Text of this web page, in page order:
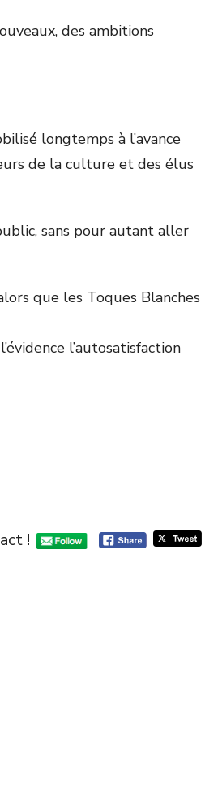
des ambitions
longtemps à l’avance
de la culture et des élus
sans pour autant aller
que les Toques Blanches
l’autosatisfaction
!